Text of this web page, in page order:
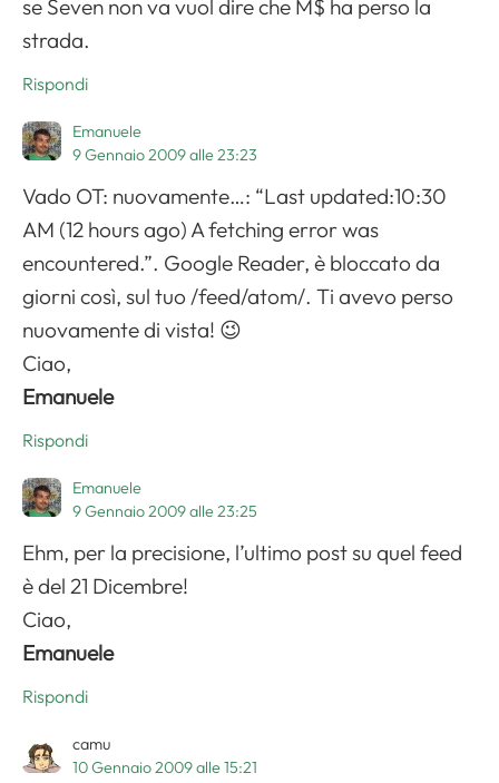
se Seven non va vuol dire che M$ ha perso la
strada.
Rispondi
Emanuele
9 Gennaio 2009 alle 23:23
Vado OT: nuovamente…: “Last updated:10:30
AM (12 hours ago) A fetching error was
encountered.”. Google Reader, è bloccato da
giorni così, sul tuo /feed/atom/. Ti avevo perso
nuovamente di vista! 😉
Ciao,
Emanuele
Rispondi
Emanuele
9 Gennaio 2009 alle 23:25
Ehm, per la precisione, l’ultimo post su quel feed
è del 21 Dicembre!
Ciao,
Emanuele
Rispondi
camu
10 Gennaio 2009 alle 15:21